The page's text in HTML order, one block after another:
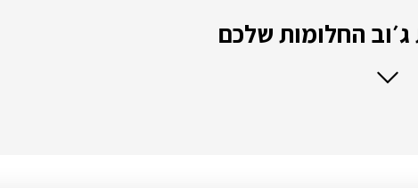
החלומות שלכם